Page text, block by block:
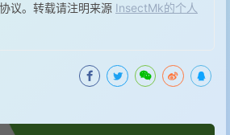
议。转载请注明来源 InsectMk的个人